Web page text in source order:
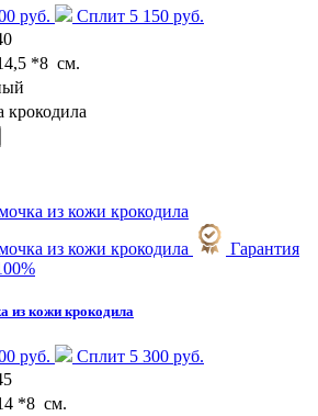
руб.
Сплит 5 150 руб.
*8 см.
крокодила
Гарантия
из кожи крокодила
руб.
Сплит 5 300 руб.
*8 см.